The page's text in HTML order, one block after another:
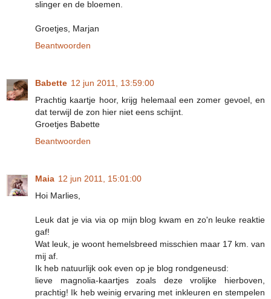
slinger en de bloemen.
Groetjes, Marjan
Beantwoorden
Babette 12 jun 2011, 13:59:00
Prachtig kaartje hoor, krijg helemaal een zomer gevoel, en
dat terwijl de zon hier niet eens schijnt.
Groetjes Babette
Beantwoorden
Maia 12 jun 2011, 15:01:00
Hoi Marlies,
Leuk dat je via via op mijn blog kwam en zo'n leuke reaktie
gaf!
Wat leuk, je woont hemelsbreed misschien maar 17 km. van
mij af.
Ik heb natuurlijk ook even op je blog rondgeneusd:
lieve magnolia-kaartjes zoals deze vrolijke hierboven,
prachtig! Ik heb weinig ervaring met inkleuren en stempelen